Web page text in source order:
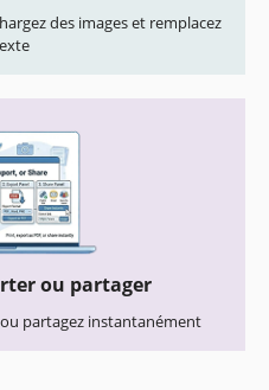
des images et remplacez
ou partager
partagez instantanément